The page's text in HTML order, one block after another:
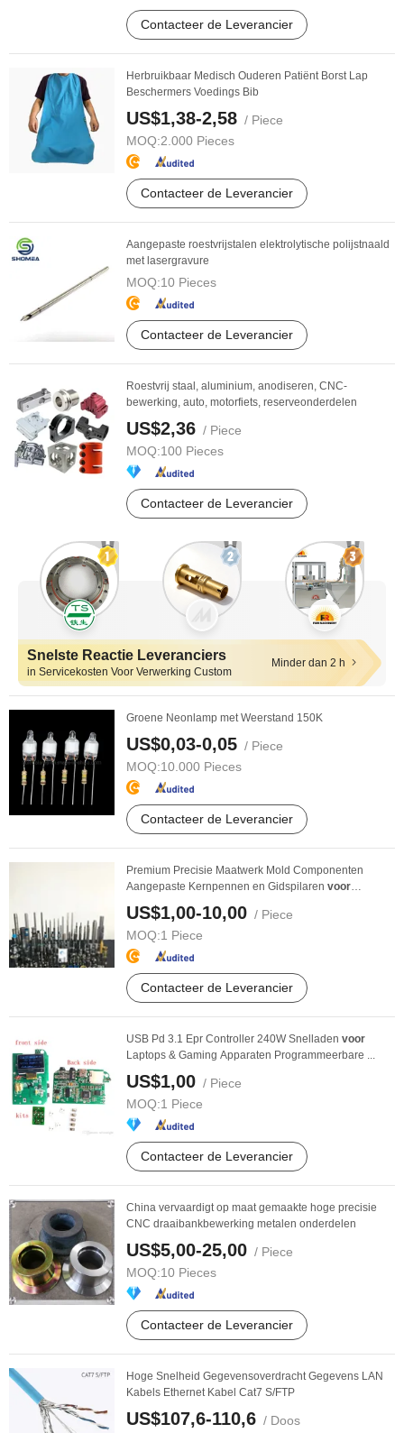
Contacteer de Leverancier
Herbruikbaar Medisch Ouderen Patiënt Borst Lap
Beschermers Voedings Bib
US$1,38-2,58 / Piece
MOQ:2.000 Pieces
Contacteer de Leverancier
Aangepaste roestvrijstalen elektrolytische polijstnaald
met lasergravure
MOQ:10 Pieces
Contacteer de Leverancier
Roestvrij staal, aluminium, anodiseren, CNC-
bewerking, auto, motorfiets, reserveonderdelen
US$2,36 / Piece
MOQ:100 Pieces
Contacteer de Leverancier
Snelste Reactie Leveranciers
in Servicekosten Voor Verwerking Custom
Minder dan 2 h
Groene Neonlamp met Weerstand 150K
US$0,03-0,05 / Piece
MOQ:10.000 Pieces
Contacteer de Leverancier
Premium Precisie Maatwerk Mold Componenten
Aangepaste Kernpennen en Gidspilaren voor
Spuitgieten
US$1,00-10,00 / Piece
MOQ:1 Piece
Contacteer de Leverancier
USB Pd 3.1 Epr Controller 240W Snelladen voor
Laptops & Gaming Apparaten Programmeerbare ...
US$1,00 / Piece
MOQ:1 Piece
Contacteer de Leverancier
China vervaardigt op maat gemaakte hoge precisie
CNC draaibankbewerking metalen onderdelen
US$5,00-25,00 / Piece
MOQ:10 Pieces
Contacteer de Leverancier
Hoge Snelheid Gegevensoverdracht Gegevens LAN
Kabels Ethernet Kabel Cat7 S/FTP
US$107,6-110,6 / Doos